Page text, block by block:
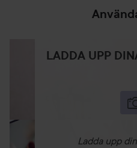
LADDA UPP
Ladda upp